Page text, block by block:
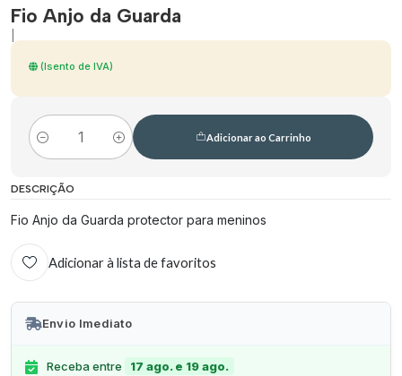
Fio Anjo da Guarda
(Isento de IVA)
Quantidade
Adicionar ao Carrinho
DESCRIÇÃO
Fio Anjo da Guarda protector para meninos
Adicionar à lista de favoritos
Envio Imediato
Receba entre 17 ago. e 19 ago.